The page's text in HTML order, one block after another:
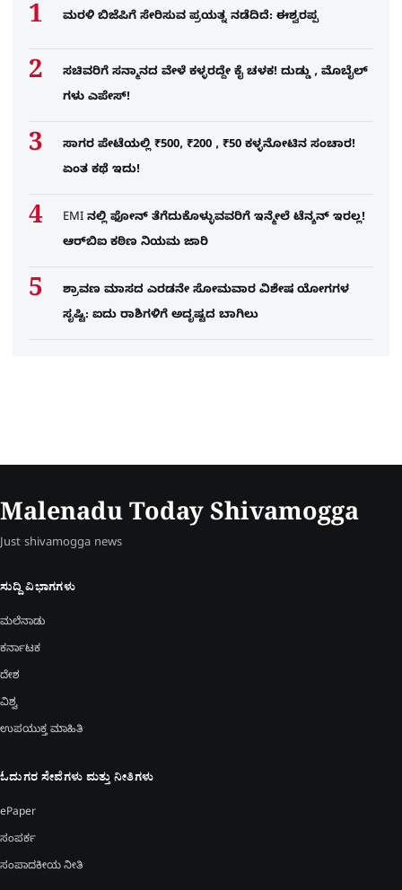
ಮರಳಿ ಬಿಜೆಪಿಗೆ ಸೇರಿಸುವ ಪ್ರಯತ್ನ ನಡೆದಿದೆ: ಈಶ್ವರಪ್ಪ
ಸಚಿವರಿಗೆ ಸನ್ಮಾನದ ವೇಳೆ ಕಳ್ಳರದ್ದೇ ಕೈ ಚಳಕ! ದುಡ್ಡು , ಮೊಬೈಲ್​
ಗಳು ಎಪೇಸ್!
ಸಾಗರ ಪೇಟೆಯಲ್ಲಿ ₹500, ₹200 , ₹50 ಕಳ್ಳನೋಟಿನ ಸಂಚಾರ!
ಏಂತ ಕಥೆ ಇದು!
EMI ನಲ್ಲಿ ಫೋನ್​ ತೆಗೆದುಕೊಳ್ಳುವವರಿಗೆ ಇನ್ಮೇಲೆ ಟೆನ್ಶನ್​ ಇರಲ್ಲ!
ಆರ್‌ಬಿಐ ಕಠಿಣ ನಿಯಮ ಜಾರಿ
ಶ್ರಾವಣ ಮಾಸದ ಎರಡನೇ ಸೋಮವಾರ ವಿಶೇಷ ಯೋಗಗಳ
ಸೃಷ್ಟಿ: ಐದು ರಾಶಿಗಳಿಗೆ ಅದೃಷ್ಟದ ಬಾಗಿಲು
Malenadu Today Shivamogga
Just shivamogga news
ಸುದ್ದಿ ವಿಭಾಗಗಳು
ಮಲೆನಾಡು
ಕರ್ನಾಟಕ
ದೇಶ
ವಿಶ್ವ
ಉಪಯುಕ್ತ ಮಾಹಿತಿ
ಓದುಗರ ಸೇವೆಗಳು ಮತ್ತು ನೀತಿಗಳು
ePaper
ಸಂಪರ್ಕ
ಸಂಪಾದಕೀಯ ನೀತಿ